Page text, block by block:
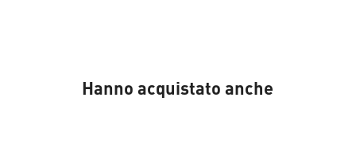
Hanno acquistato anche